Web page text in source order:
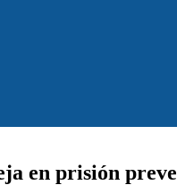
en prisión